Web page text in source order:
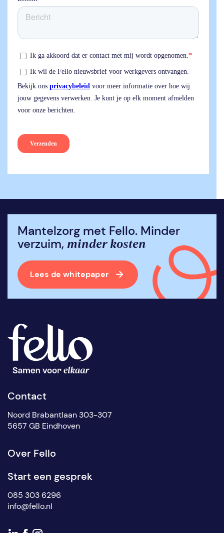
Mantelzorg met Fello. Minder
verzuim, minder kosten
Lees de whitepaper
Contact
Noord Brabantlaan 303-307
5657 GB Eindhoven
Over Fello
Start een gesprek
085 303 6296
info@fello.nl